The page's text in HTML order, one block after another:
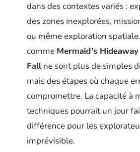
dans des contextes variés :
des zones inexplorées,
ou même exploration
comme Mermaid’s Hideaway
Fallne sont plus de simples
mais des étapes où chaque
compromettre. La capacité à
techniques pourrait un jour
différence pour les
imprévisible.